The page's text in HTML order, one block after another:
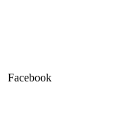
Facebook